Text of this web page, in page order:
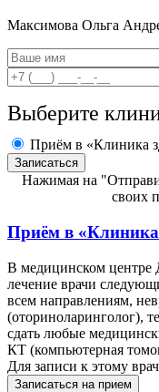
Максимова Ольга
Выберите
Приём в «Клиника
Нажимая на
своих
Приём в
В медицинском центре
лечение врачи
всем направлениям,
(оториноларинголог),
сдать любые
КТ (компьютерная
Для записи к этому
Записаться на прием